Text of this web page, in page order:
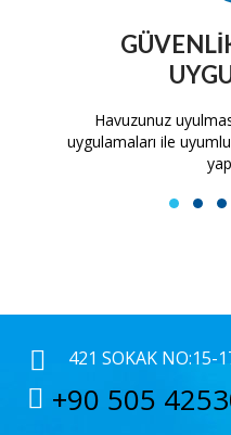
Havuzunuz
uygulamaları ile
1 2 3
421 SOKAK NO:15-
+90 505